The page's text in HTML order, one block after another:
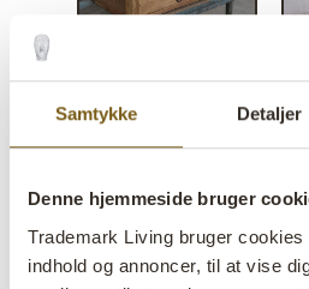
Samtykke Detaljer
Denne hjemmeside bruger
Trademark Living bruger
indhold og annoncer, til at vise